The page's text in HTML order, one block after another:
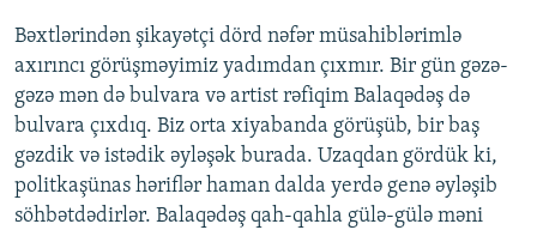
Bәxtlәrindәn şikayәtçi dörd nәfәr müsahiblәrimlә
axırıncı görüşmәyimiz yadımdan çıxmır. Bir gün gәzә-
gәzә mәn dә bulvara vә artist rәfiqim Balaqәdәş dә
bulvara çıxdıq. Biz orta xiyabanda görüşüb, bir baş
gәzdik vә istәdik әylәşәk burada. Uzaqdan gördük ki,
politkaşünas hәriflәr haman dalda yerdә genә әylәşib
söhbәtdәdirlәr. Balaqәdәş qah-qahla gülә-gülә mәni